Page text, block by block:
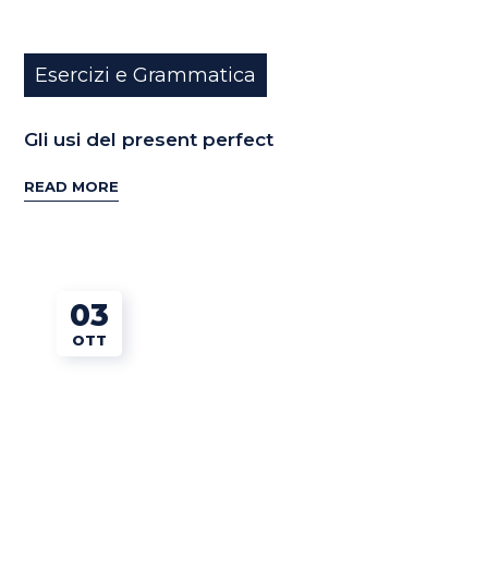
Esercizi e Grammatica
Gli usi del present perfect
READ MORE
03
OTT